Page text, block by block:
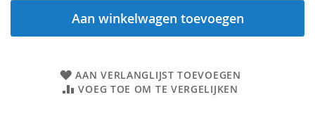
Aan winkelwagen toevoegen
AAN VERLANGLIJST TOEVOEGEN
VOEG TOE OM TE VERGELIJKEN